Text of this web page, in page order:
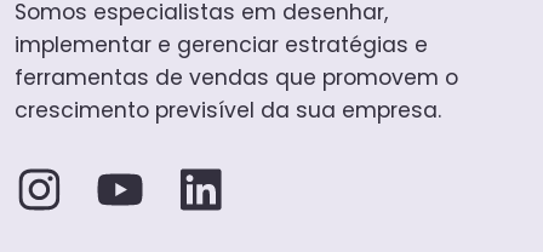
Somos especialistas em desenhar,
implementar e gerenciar estratégias e
ferramentas de vendas que promovem o
crescimento previsível da sua empresa.